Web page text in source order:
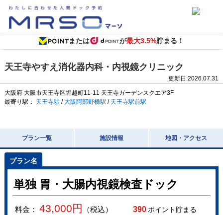
または が最大3.5%貯まる！
天王寺やすえ消化器内科・内視鏡クリニック
更新日:2026.07.31
大阪府 大阪市天王寺区堀越町11-11 天王寺ガーデンスクエア3F
最寄り駅： 天王寺駅 /大阪阿部野橋駅 / 天王寺駅前駅
プラン一覧 施設情報 地図・アクセス
単独 胃・大腸内視鏡検査ドック
料金： 43,000円 （税込） 390ポイント貯まる